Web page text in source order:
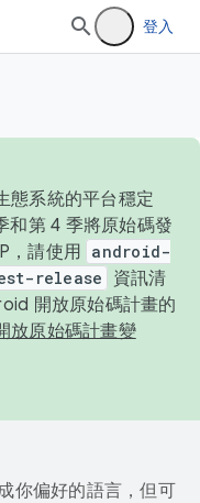
登入
態系統的平台穩定
和第 4 季將原始碼發
，請使用 android-
release
資訊清
開放原始碼計畫的
放原始碼計畫變
你偏好的語言，但可